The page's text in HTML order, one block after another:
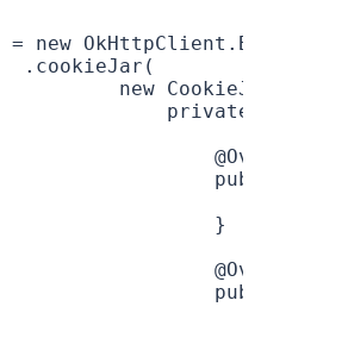
= new OkHttpClient . Builder
.
cookieJar (
new
CookieJar
private
@
Override
public
}
@
Override
public